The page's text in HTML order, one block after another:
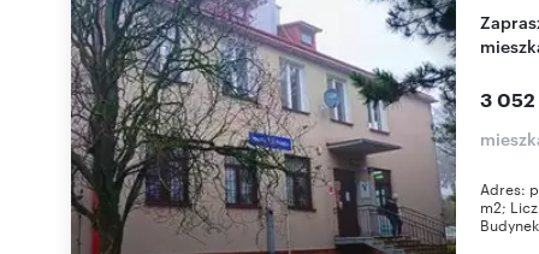
Zapraszam do wynajęcia 4-pokojowego
3 052
Adres:
m2;